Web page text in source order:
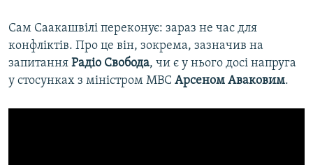
Сам Саакашвілі переконує: зараз не час для
конфліктів. Про це він, зокрема, зазначив на
запитання Радіо Свобода, чи є у нього досі напруга
у стосунках з міністром МВС Арсеном Аваковим.